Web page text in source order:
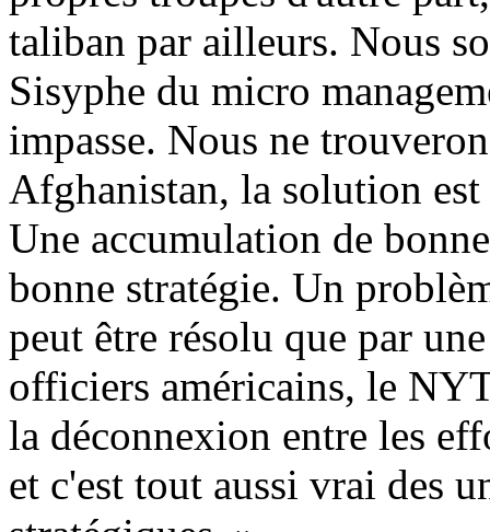
taliban par ailleurs. Nous
Sisyphe du micro
impasse. Nous ne
Afghanistan, la solution
Une accumulation de
bonne stratégie. Un
peut être résolu que par
officiers américains, le
la déconnexion entre les
et c'est tout aussi vrai des